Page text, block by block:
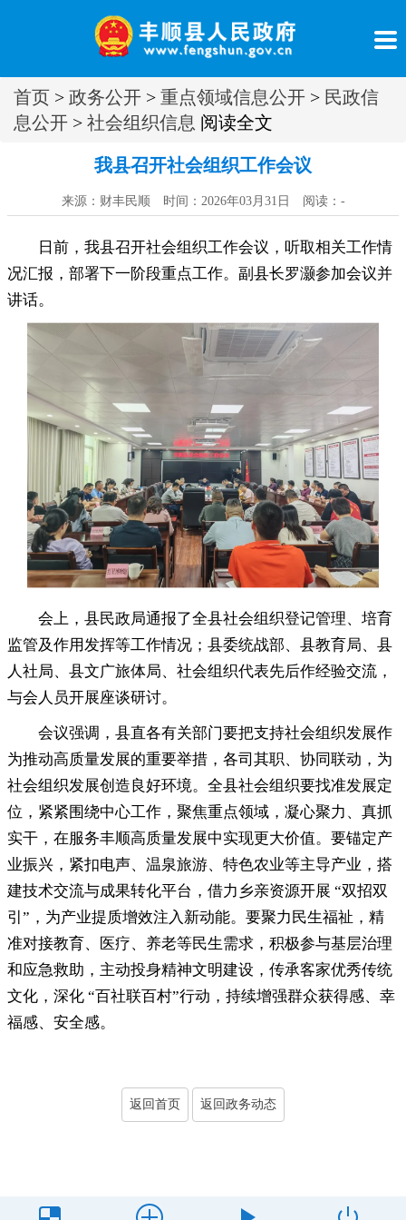
首页 > 政务公开 > 重点领域信息公开 > 民政信
息公开 > 社会组织信息 阅读全文
我县召开社会组织工作会议
来源：财丰民顺 时间：2026年03月31日 阅读： -
日前 ， 我县召开社会组织工作会议，听取相关工作情
况汇报 ， 部署下一阶段重点工作。副县长罗灏参加会议并
讲话。
会上 ， 县民政局通报了全县社会组织登记管理、培育
监管及作用发挥等工作情况；县委统战部、县教育局、县
人社局、县文广旅体局、社会组织代表先后作经验交流 ，
与会人员开展座谈研讨。
会议强调 ， 县直各有关部门要把支持社会组织发展作
为推动高质量发展的重要举措，各司其职、协同联动 ， 为
社会组织发展创造良好环境。全县社会组织要找准发展定
位 ， 紧紧围绕中心工作，聚焦重点领域 ， 凝心聚力、真抓
实干，在服务丰顺高质量发展中实现更大价值。 要锚定产
业振兴，紧扣电声、温泉旅游、特色农业等主导产业 ， 搭
建技术交流与成果转化平台，借力乡亲资源开展 “双招双
引” ， 为产业提质增效注入新动能。要聚力民生福祉 ， 精
准对接教育、医疗、养老等民生需求，积极参与基层治理
和应急救助 ， 主动投身精神文明建设，传承客家优秀传统
文化 ， 深化 “百社联百村”行动，持续增强群众获得感、幸
福感、安全感。
返回首页 返回政务动态